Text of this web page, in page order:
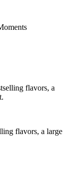
flavors, a
flavors, a large